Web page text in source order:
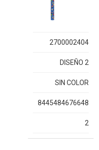
2700002404
DISEÑO 2
SIN COLOR
8445484676648
2